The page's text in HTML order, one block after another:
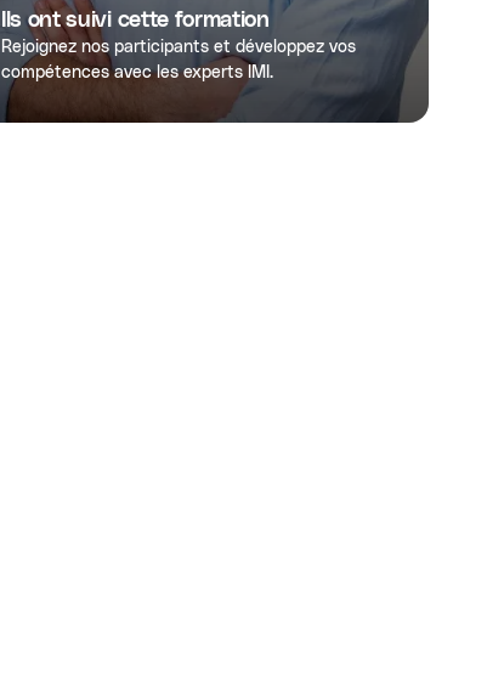
Ils ont suivi cette formation
Rejoignez nos participants et développez vos
compétences avec les experts IMI.